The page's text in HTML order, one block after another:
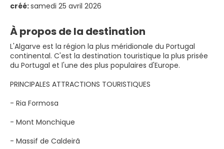
créé:samedi 25 avril 2026
À propos de la destination
L'Algarve est la région la plus méridionale du Portugal
continental. C'est la destination touristique la plus prisée
du Portugal et l'une des plus populaires d'Europe.
PRINCIPALES ATTRACTIONS TOURISTIQUES
- Ria Formosa
- Mont Monchique
- Massif de Caldeirã